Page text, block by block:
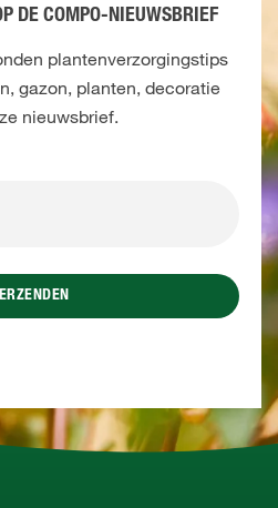
DE COMPO-NIEUWSBRIEF
plantenverzorgingstips
gazon, planten, decoratie
nieuwsbrief.